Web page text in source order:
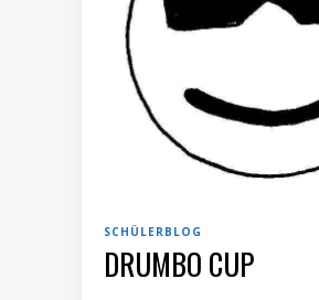
SCHÜLERBLOG
DRUMBO CUP